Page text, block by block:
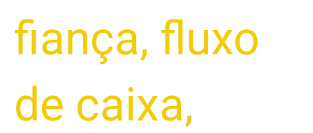
fiança, fluxo
de caixa,